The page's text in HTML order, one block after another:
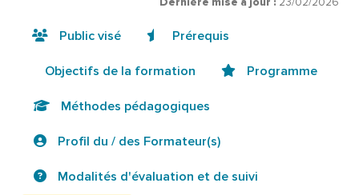
Public visé Prérequis
Objectifs de la formation Programme
Méthodes pédagogiques
Profil du / des Formateur(s)
Modalités d'évaluation et de suivi